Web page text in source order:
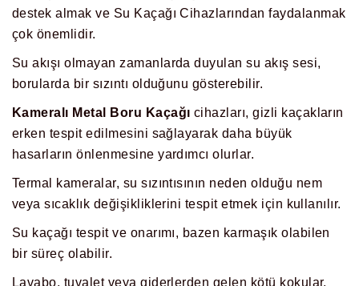
destek almak ve Su Kaçağı Cihazlarından faydalanmak
çok önemlidir.
Su akışı olmayan zamanlarda duyulan su akış sesi,
borularda bir sızıntı olduğunu gösterebilir.
Kameralı Metal Boru Kaçağı cihazları, gizli kaçakların
erken tespit edilmesini sağlayarak daha büyük
hasarların önlenmesine yardımcı olurlar.
Termal kameralar, su sızıntısının neden olduğu nem
veya sıcaklık değişikliklerini tespit etmek için kullanılır.
Su kaçağı tespit ve onarımı, bazen karmaşık olabilen
bir süreç olabilir.
Lavabo, tuvalet veya giderlerden gelen kötü kokular,